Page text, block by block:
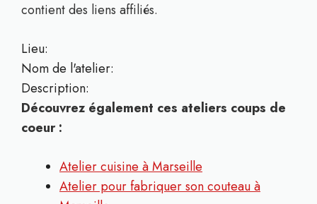
contient des liens affiliés.
Lieu:
Nom de l'atelier:
Description:
Découvrez également ces ateliers coups de
coeur :
Atelier cuisine à Marseille
Atelier pour fabriquer son couteau à